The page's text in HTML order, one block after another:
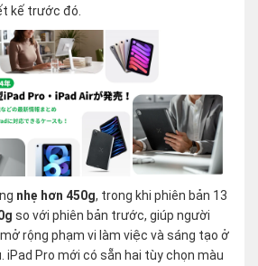
kế trước đó.
nhẹ hơn 450g, trong khi phiên bản 13
so với phiên bản trước, giúp người
rộng phạm vi làm việc và sáng tạo ở
iPad Pro mới có sẵn hai tùy chọn màu